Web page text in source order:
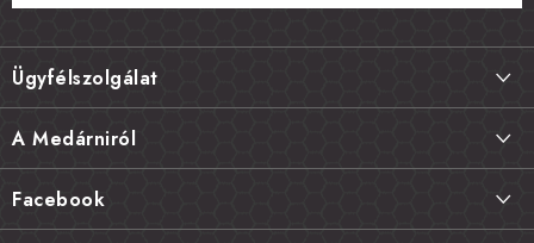
L
á
b
l
é
c
Ügyfélszolgálat
Termékek visszaküldése, csere és reklamációk
Gyakori kérdések FAQ
A Medárniról
A mi történetünk
Facebook